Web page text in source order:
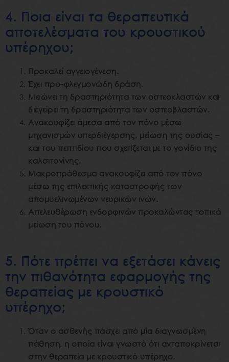
4. Ποια είναι τα θεραπευτικά
αποτελέσματα του κρουστικού
υπέρηχου;
Προκαλεί αγγειογένεση.
Έχει προ-φλεγμονώδη δράση.
Μειώνει τη δραστηριότητα των οστεοκλαστών και
διεγείρει τη δραστηριότητα των οστεοβλαστών.
Ανακουφίζει άμεσα από τον πόνο μέσω
μηχανισμών υπερδιέγερσης, μείωση της ουσίας –
και του πεπτιδίου που σχετίζεται με το γονίδιο της
καλσιτονίνης.
Μακροπρόθεσμα ανακουφίζει από τον πόνο
μέσω της επιλεκτικής καταστροφής των
απομυελινωμένων νευρικών ινών.
Απελευθέρωση ενδορφινών προκαλώντας τοπικά
μείωση του πόνου.
5. Πότε πρέπει να εξετάσει κάνεις
την πιθανότητα εφαρμογής της
θεραπείας με κρουστικό
υπέρηχο;
Όταν ο ασθενής πάσχει από μία διαγνωσμένη
πάθηση, η οποία είναι γνωστό ότι ανταποκρίνεται
στην θεραπεία με κρουστικό υπέρηχο.